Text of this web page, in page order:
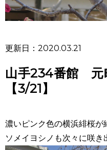
更新日：2020.03.21
山手234番館 元
【3/21】
濃いピンク色の横浜緋桜が
ソメイヨシノも次々に咲き